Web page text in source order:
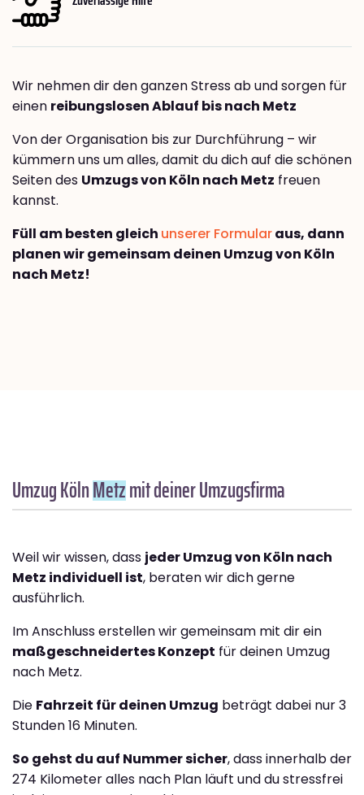
Wir nehmen dir den ganzen Stress ab und sorgen für
einen reibungslosen Ablauf bis nach Metz
Von der Organisation bis zur Durchführung – wir
kümmern uns um alles, damit du dich auf die schönen
Seiten des Umzugs von Köln nach Metz freuen
kannst.
Füll am besten gleich unserer Formularaus, dann
planen wir gemeinsam deinen Umzug von Köln
nach Metz!
Umzug KölnMetzmit deiner Umzugsfirma
Weil wir wissen, dass jeder Umzug von Köln nach
Metz individuell ist, beraten wir dich gerne
ausführlich.
Im Anschluss erstellen wir gemeinsam mit dir ein
maßgeschneidertes Konzept für deinen Umzug
nach Metz.
Die Fahrzeit für deinen Umzug beträgt dabei nur 3
Stunden 16 Minuten.
So gehst du auf Nummer sicher, dass innerhalb der
274 Kilometer alles nach Plan läuft und du stressfrei